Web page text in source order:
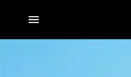
전체